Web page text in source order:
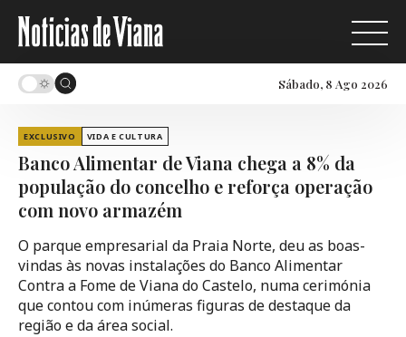
Sábado, 8 Ago 2026
EXCLUSIVO VIDA E CULTURA
Banco Alimentar de Viana chega a 8% da
população do concelho e reforça operação
com novo armazém
O parque empresarial da Praia Norte, deu as boas-
vindas às novas instalações do Banco Alimentar
Contra a Fome de Viana do Castelo, numa cerimónia
que contou com inúmeras figuras de destaque da
região e da área social.